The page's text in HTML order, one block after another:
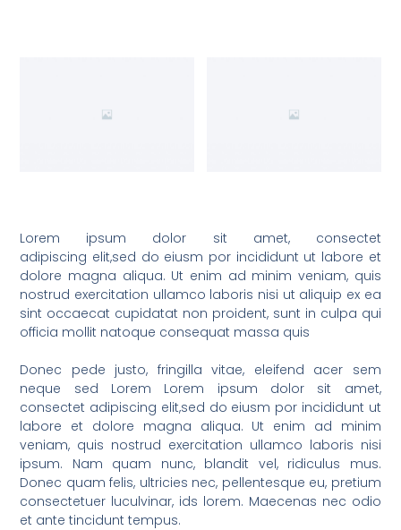
Lorem ipsum dolor sit amet, consectet
adipiscing elit,sed do eiusm por incididunt ut labore et
dolore magna aliqua. Ut enim ad minim veniam, quis
nostrud exercitation ullamco laboris nisi ut aliquip ex ea
sint occaecat cupidatat non proident, sunt in culpa qui
officia mollit natoque consequat massa quis
Donec pede justo, fringilla vitae, eleifend acer sem
neque sed Lorem Lorem ipsum dolor sit amet,
consectet adipiscing elit,sed do eiusm por incididunt ut
labore et dolore magna aliqua. Ut enim ad minim
veniam, quis nostrud exercitation ullamco laboris nisi
ipsum. Nam quam nunc, blandit vel, ridiculus mus.
Donec quam felis, ultricies nec, pellentesque eu, pretium
consectetuer luculvinar, ids lorem. Maecenas nec odio
et ante tincidunt tempus.